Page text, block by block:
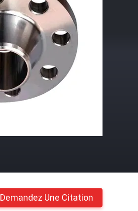
Demandez Une Citation